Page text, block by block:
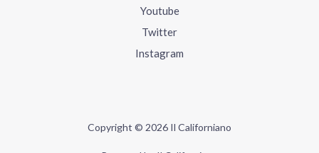
Youtube
Twitter
Instagram
Copyright © 2026 Il Californiano